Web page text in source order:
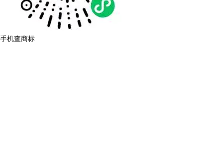
手机查商标